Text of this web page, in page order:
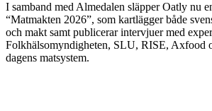
I samband med Almedalen släpper Oatly nu
“Matmakten 2026”, som kartlägger både
och makt samt publicerar intervjuer med
Folkhälsomyndigheten, SLU, RISE, Axfood
dagens matsystem.